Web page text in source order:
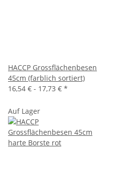
HACCP Grossflächenbesen
45cm (farblich sortiert)
16,54 € - 17,73 € *
Auf Lager